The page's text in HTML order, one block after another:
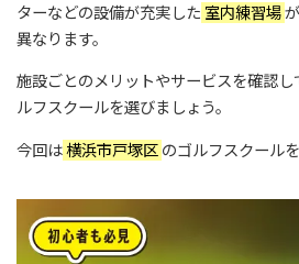
ターなどの設備が充実した 室内練習場
異なります。
施設ごとのメリットやサービスを確認し
ルフスクールを選びましょう。
今回は横浜市戸塚区 のゴルフスクール